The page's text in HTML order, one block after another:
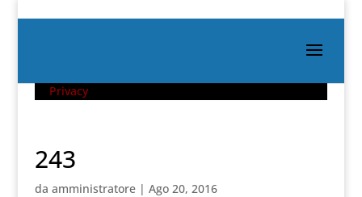
Privacy
243
da amministratore| Ago 20, 2016